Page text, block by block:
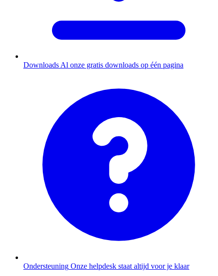
Downloads Al onze gratis downloads op één pagina
Ondersteuning Onze helpdesk staat altijd voor je klaar